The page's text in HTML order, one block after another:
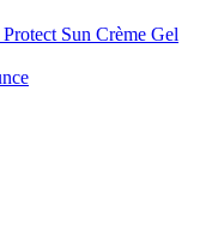
Sun Crème Gel